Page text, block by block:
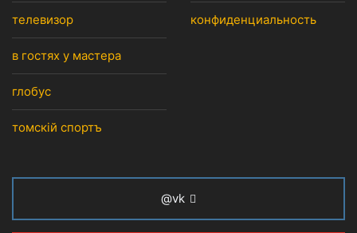
телевизор
в гостях у мастера
глобус
томскiй спортъ
конфиденциальность
@vk